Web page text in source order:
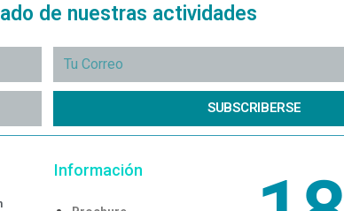
de nuestras actividades
SUBSCRIBERSE
Información